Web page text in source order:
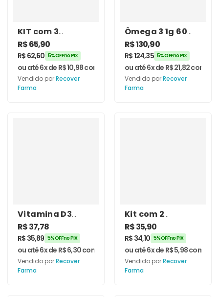
KIT com 3
unidades de
Vitamina D3
7.000 Ui 60
Cápsulas –
Recover Farma
R$65,90
R$ 62,60 5% OFF no PIX
ou até 6x de R$10,98com juros
Vendido porRecover
Farma
Ômega 3 1g 60
Cápsulas +
Vitamina D3
10.000ui –
Recover Farma
R$130,90
R$124,35 5% OFF no PIX
ou até 6x de R$21,82com
Vendido porRecover
Farma
Vitamina D3
2.000ui +
Vitamina K2 Mk-
7 – 60 Cápsulas –
Recover Farma
R$37,78
R$ 35,89 5% OFF no PIX
ou até 6x de R$6,30com juros
Vendido porRecover
Farma
Kit com 2
unidades de
Vitamina D3
5.000 Ui 60
Cápsulas –
Recover Farma
R$35,90
R$ 34,10 5% OFF no PIX
ou até 6x de R$5,98com
Vendido porRecover
Farma